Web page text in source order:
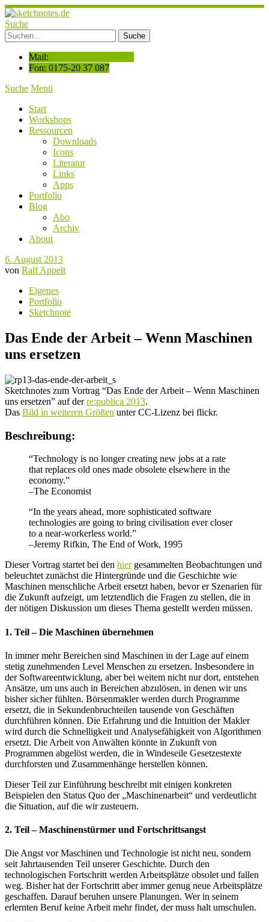
Suche
Mail:
Fon: 0175-20 37 087
Suche Menü
Start
Workshops
Ressourcen
Downloads
Icons
Literatur
Links
Apps
Portfolio
Blog
Abo
Archiv
About
6. August 2013
von Ralf Appelt
Eigenes
Portfolio
Sketchnote
Das Ende der Arbeit – Wenn Maschinen
uns ersetzen
Sketchnotes zum Vortrag “Das Ende der Arbeit – Wenn Maschinen
uns ersetzen” auf derre:publica 2013.
Das Bild in weiteren Größen unter CC-Lizenz bei flickr.
Beschreibung:
“Technology is no longer creating new jobs at a rate
that replaces old ones made obsolete elsewhere in the
economy.”
–The Economist
“In the years ahead, more sophisticated software
technologies are going to bring civilisation ever closer
to a near-workerless world.”
–Jeremy Rifkin, The End of Work, 1995
Dieser Vortrag startet bei den hiergesammelten Beobachtungen und
beleuchtet zunächst die Hintergründe und die Geschichte wie
Maschinen menschliche Arbeit ersetzt haben, bevor er Szenarien für
die Zukunft aufzeigt, um letztendlich die Fragen zu stellen, die in
der nötigen Diskussion um dieses Thema gestellt werden müssen.
1. Teil – Die Maschinen übernehmen
In immer mehr Bereichen sind Maschinen in der Lage auf einem
stetig zunehmenden Level Menschen zu ersetzen. Insbesondere in
der Softwareentwicklung, aber bei weitem nicht nur dort, entstehen
Ansätze, um uns auch in Bereichen abzulösen, in denen wir uns
bisher sicher fühlten. Börsenmakler werden durch Programme
ersetzt, die in Sekundenbruchteilen tausende von Geschäften
durchführen können. Die Erfahrung und die Intuition der Makler
wird durch die Schnelligkeit und Analysefähigkeit von Algorithmen
ersetzt. Die Arbeit von Anwälten könnte in Zukunft von
Programmen abgelöst werden, die in Windeseile Gesetzestexte
durchforsten und Zusammenhänge herstellen können.
Dieser Teil zur Einführung beschreibt mit einigen konkreten
Beispielen den Status Quo der „Maschinenarbeit“ und verdeutlicht
die Situation, auf die wir zusteuern.
2. Teil – Maschinenstürmer und Fortschrittsangst
Die Angst vor Maschinen und Technologie ist nicht neu, sondern
seit Jahrtausenden Teil unserer Geschichte. Durch den
technologischen Fortschritt werden Arbeitsplätze obsolet und fallen
weg. Bisher hat der Fortschritt aber immer genug neue Arbeitsplätze
geschaffen. Darauf beruhen unsere Planungen. Wer in seinem
erlernten Beruf keine Arbeit mehr findet, der muss halt umschulen.